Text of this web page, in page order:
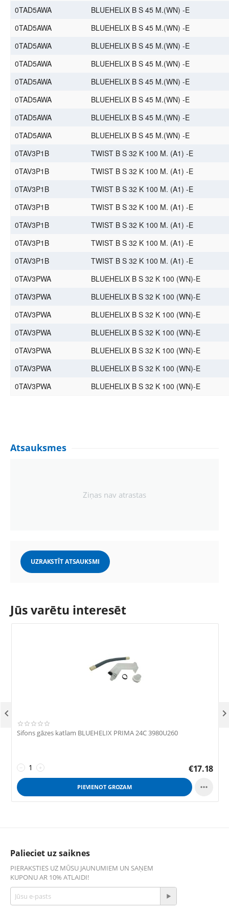
0TAD5AWA
BLUEHELIX B S 45 M.(WN) -E
0TAD5AWA
BLUEHELIX B S 45 M.(WN) -E
0TAD5AWA
BLUEHELIX B S 45 M.(WN) -E
0TAD5AWA
BLUEHELIX B S 45 M.(WN) -E
0TAD5AWA
BLUEHELIX B S 45 M.(WN) -E
0TAD5AWA
BLUEHELIX B S 45 M.(WN) -E
0TAD5AWA
BLUEHELIX B S 45 M.(WN) -E
0TAD5AWA
BLUEHELIX B S 45 M.(WN) -E
0TAV3P1B
TWIST B S 32 K 100 M. (A1) -E
0TAV3P1B
TWIST B S 32 K 100 M. (A1) -E
0TAV3P1B
TWIST B S 32 K 100 M. (A1) -E
0TAV3P1B
TWIST B S 32 K 100 M. (A1) -E
0TAV3P1B
TWIST B S 32 K 100 M. (A1) -E
0TAV3P1B
TWIST B S 32 K 100 M. (A1) -E
0TAV3P1B
TWIST B S 32 K 100 M. (A1) -E
0TAV3PWA
BLUEHELIX B S 32 K 100 (WN)-E
0TAV3PWA
BLUEHELIX B S 32 K 100 (WN)-E
0TAV3PWA
BLUEHELIX B S 32 K 100 (WN)-E
0TAV3PWA
BLUEHELIX B S 32 K 100 (WN)-E
0TAV3PWA
BLUEHELIX B S 32 K 100 (WN)-E
0TAV3PWA
BLUEHELIX B S 32 K 100 (WN)-E
0TAV3PWA
BLUEHELIX B S 32 K 100 (WN)-E
Atsauksmes
Ziņas nav atrastas
UZRAKSTĪT ATSAUKSMI
Jūs varētu interesēt
Sifons gāzes katlam BLUEHELIX PRIMA 24C 3980U260
+
− €17.18
PIEVIENOT GROZAM 

Palieciet uz saiknes
PIERAKSTIES UZ MŪSU JAUNUMIEM UN SAŅEM
KUPONU AR 10% ATLAIDI!